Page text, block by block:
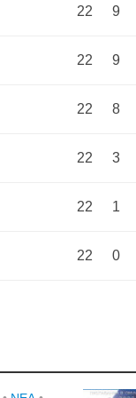
22 9
22 9
22 8
22 3
22 1
22 0